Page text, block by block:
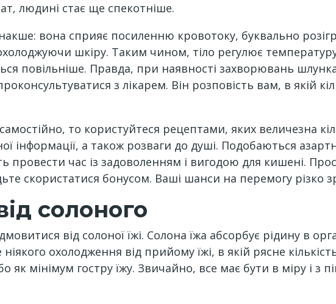
людині стає ще спекотніше.
вона сприяє посиленню кровотоку, буквально
шкіру. Таким чином, тіло регулює
повільніше. Правда, при наявності захворювань
з лікарем. Він розповість вам, в якій
то користуйтеся рецептами, яких величезна
інформації, а також розваги до душі. Подобаються
провести час із задоволенням і вигодою для кишені.
скористатися бонусом. Ваші шанси на перемогу різко
солоного
від солоної їжі. Солона їжа абсорбує рідину в
охолодження від прийому їжі, в якій рясне
як мінімум гостру їжу. Звичайно, все має бути в міру і